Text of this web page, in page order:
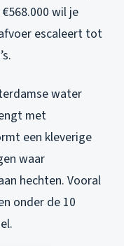
wil je
escaleert tot
water
met
een kleverige
waar
hechten. Vooral
onder de 10